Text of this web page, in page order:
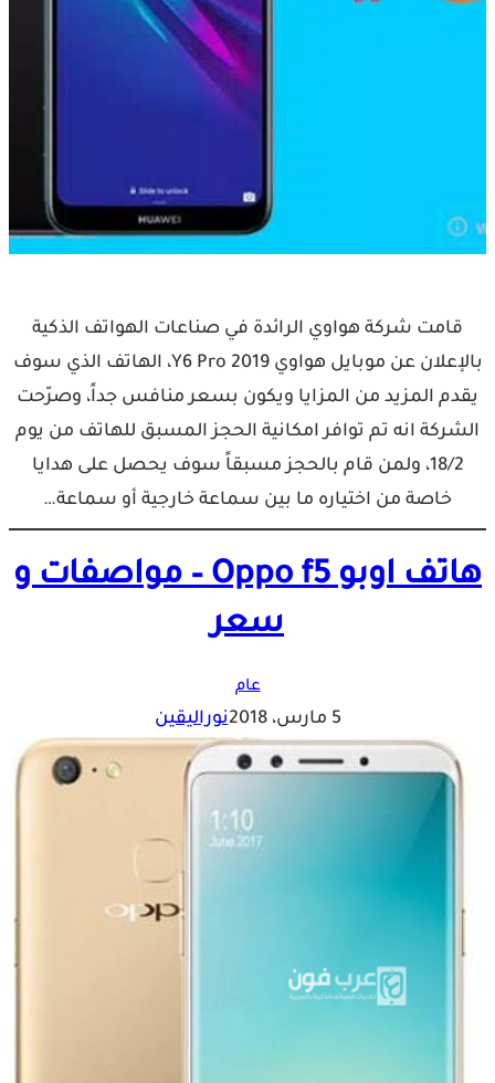
قامت شركة هواوي الرائدة في صناعات الهواتف الذكية
بالإعلان عن موبايل هواوي Y6 Pro 2019، الهاتف الذي سوف
يقدم المزيد من المزايا ويكون بسعر منافس جداً، وصرّحت
الشركة انه تم توافر امكانية الحجز المسبق للهاتف من يوم
18/2، ولمن قام بالحجز مسبقاً سوف يحصل على هدايا
خاصة من اختياره ما بين سماعة خارجية أو سماعة…
هاتف اوبو Oppo f5 – مواصفات و
سعر
عام
5 مارس، 2018 نوراليقين